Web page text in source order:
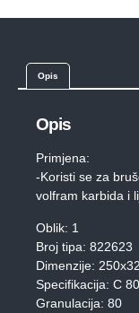
Opis
Opis
Primjena:
-Koristi se za
volfram karbida i
Oblik: 1
Broj tipa: 822623
Dimenzije:
Specifikacija: C
Granulacija: 80